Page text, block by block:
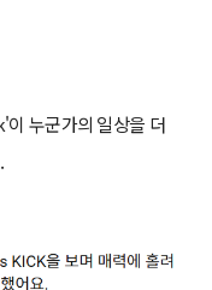
누군가의 일상을 더